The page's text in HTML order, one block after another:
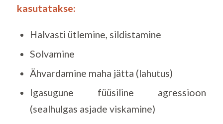
kasutatakse:
Halvasti ütlemine, sildistamine
Solvamine
Ähvardamine maha jätta (lahutus)
Igasugune füüsiline agressioon
(sealhulgas asjade viskamine)